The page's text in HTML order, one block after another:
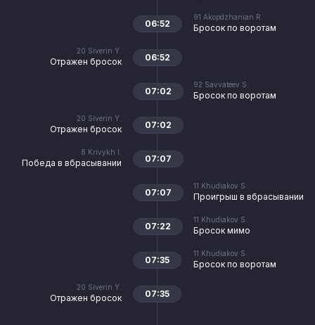
91 Akopdzhanian R.
Бросок по воротам
06:52
20 Siverin Y.
Отражен бросок 06:52
92 Savvateev S.
Бросок по воротам
07:02
20 Siverin Y.
Отражен бросок 07:02
8 Krivykh I.
Победа в вбрасывании 07:07
11 Khudiakov S.
Проигрыш в вбрасывании
07:07
11 Khudiakov S.
Бросок мимо
07:22
11 Khudiakov S.
Бросок по воротам
07:35
20 Siverin Y.
Отражен бросок 07:35